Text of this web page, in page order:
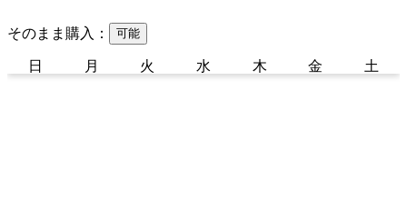
そのまま購入： 可能
日 月 火 水 木 金 土